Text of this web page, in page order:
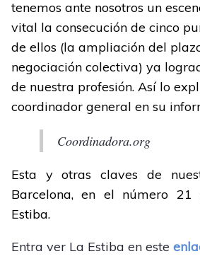
tenemos ante nosotros un
vital la consecución de cinco
de ellos (la ampliación del
negociación colectiva) ya
de nuestra profesión. Así lo
coordinador general en su
Coordinadora.org
Esta y otras claves de
Barcelona, en el número
Estiba.
Entra ver La Estiba en este